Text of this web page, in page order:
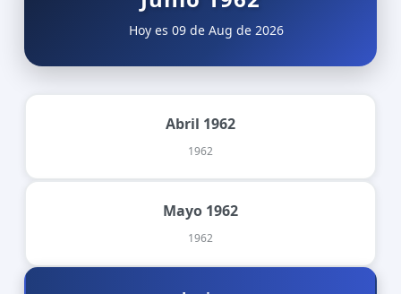
Hoy es 09 de Aug de 2026
Abril 1962
1962
Mayo 1962
1962